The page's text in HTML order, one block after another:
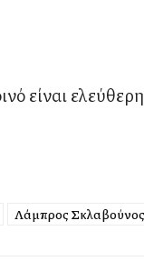
είναι
Λάμπρος Σκλαβούνος